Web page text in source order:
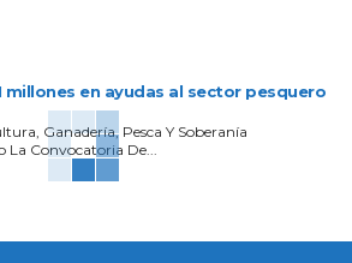
millones en ayudas al sector pesquero
Ganadería, Pesca Y Soberanía
Convocatoria De...